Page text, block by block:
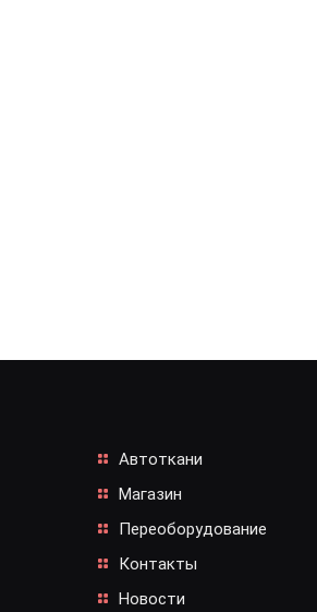
Автоткани
Магазин
Переоборудование
Контакты
Новости